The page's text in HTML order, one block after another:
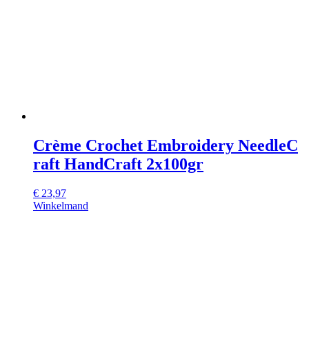
Crème Crochet Embroidery NeedleC
raft HandCraft 2x100gr
€ 23,97
Winkelmand